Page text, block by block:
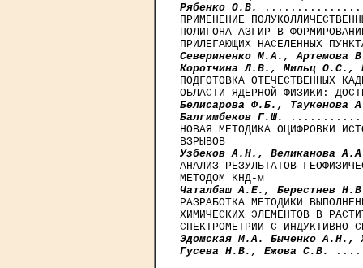
Рябенко О.В.
ПРИМЕНЕНИЕ
ПОЛИГОНА АЗГИР В
Севериненко М.А.,
Коротчина Л.В., Мильц О.С.,
ПОДГОТОВКА ОТЕЧЕСТВЕННЫХ
Белисарова Ф.Б.,
Балгимбеков Г.Ш.
НОВАЯ МЕТОДИКА ОЦИФРОВКИ
Узбеков А.Н., Великанова
АНАЛИЗ РЕЗУЛЬТАТОВ
Чаталбаш А.Е., Берестнев
РАЗРАБОТКА МЕТОДИКИ
ХИМИЧЕСКИХ ЭЛЕМЕНТОВ В
Эдомская М.А. Быченко
Гусева Н.В., Ежова С.В.